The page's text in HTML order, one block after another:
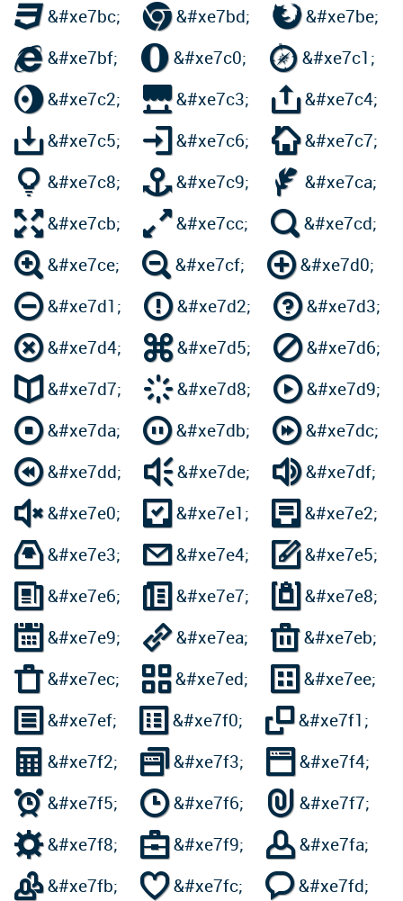
&#xe7bc; &#xe7bd; &#xe7be;
&#xe7bf; &#xe7c0; &#xe7c1;
&#xe7c2; &#xe7c3; &#xe7c4;
&#xe7c5;  &#xe7c6; &#xe7c7;
 &#xe7c8; &#xe7c9;  &#xe7ca;
&#xe7cb; &#xe7cc;  &#xe7cd;
 &#xe7ce;  &#xe7cf; &#xe7d0;
&#xe7d1; &#xe7d2; &#xe7d3;
&#xe7d4; &#xe7d5; &#xe7d6;
 &#xe7d7; &#xe7d8; &#xe7d9;
&#xe7da; &#xe7db; &#xe7dc;
&#xe7dd; &#xe7de; &#xe7df;
&#xe7e0;  &#xe7e1;  &#xe7e2;
&#xe7e3; &#xe7e4; &#xe7e5;
&#xe7e6;  &#xe7e7;  &#xe7e8;
 &#xe7e9; &#xe7ea; &#xe7eb;
&#xe7ec; &#xe7ed;  &#xe7ee;
 &#xe7ef;  &#xe7f0; &#xe7f1;
 &#xe7f2; &#xe7f3;  &#xe7f4;
&#xe7f5; &#xe7f6;  &#xe7f7;
&#xe7f8; &#xe7f9; &#xe7fa;
&#xe7fb; &#xe7fc; &#xe7fd;